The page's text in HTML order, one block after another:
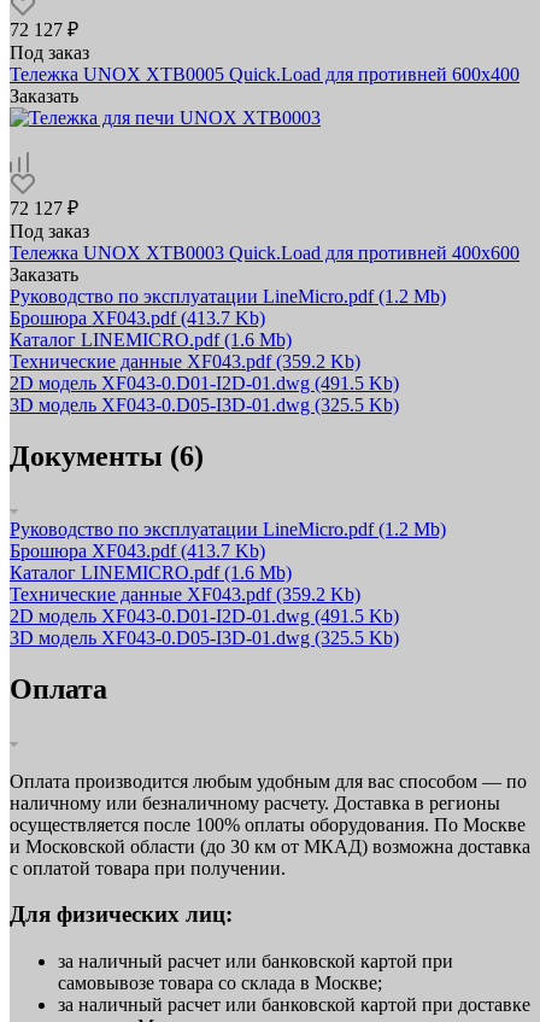
72 127 ₽
Под заказ
Тележка UNOX XTB0005 Quick.Load для противней 600х400
Заказать
72 127 ₽
Под заказ
Тележка UNOX XTB0003 Quick.Load для противней 400х600
Заказать
Руководство по эксплуатации LineMicro.pdf(1.2 Mb)
Брошюра XF043.pdf(413.7 Kb)
Каталог LINEMICRO.pdf(1.6 Mb)
Технические данные XF043.pdf(359.2 Kb)
2D модель XF043-0.D01-I2D-01.dwg (491.5 Kb)
3D модель XF043-0.D05-I3D-01.dwg (325.5 Kb)
Документы (6)
Руководство по эксплуатации LineMicro.pdf(1.2 Mb)
Брошюра XF043.pdf(413.7 Kb)
Каталог LINEMICRO.pdf(1.6 Mb)
Технические данные XF043.pdf(359.2 Kb)
2D модель XF043-0.D01-I2D-01.dwg (491.5 Kb)
3D модель XF043-0.D05-I3D-01.dwg (325.5 Kb)
Оплата
Оплата производится любым удобным для вас способом — по
наличному или безналичному расчету. Доставка в регионы
осуществляется после 100% оплаты оборудования. По Москве
и Московской области (до 30 км от МКАД) возможна доставка
с оплатой товара при получении.
Для физических лиц:
за наличный расчет или банковской картой при
самовывозе товара со склада в Москве;
за наличный расчет или банковской картой при доставке